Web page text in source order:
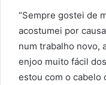
“Sempre gostei de
acostumei por
num trabalho novo,
enjoo muito fácil
estou com o cabelo